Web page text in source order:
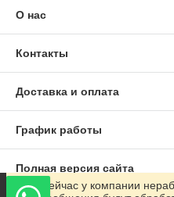
О нас
Контакты
Доставка и оплата
График работы
Полная версия сайта
Сейчас у компании